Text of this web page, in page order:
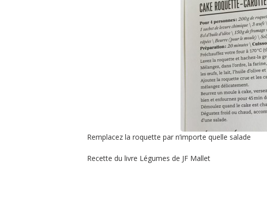
Remplacez la roquette par n’importe quelle salade
Recette du livre Légumes de JF Mallet